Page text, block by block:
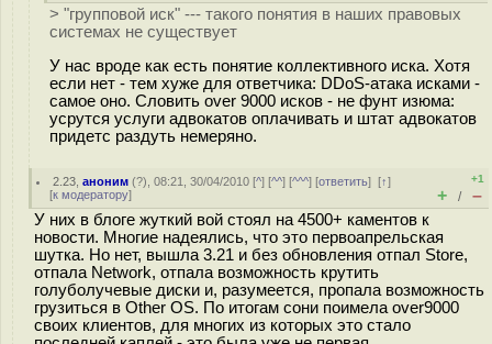
> "групповой иск" --- такого понятия в наших правовых
системах не существует
У нас вроде как есть понятие коллективного иска. Хотя
если нет - тем хуже для ответчика: DDoS-атака исками -
самое оно. Словить over 9000 исков - не фунт изюма:
усрутся услуги адвокатов оплачивать и штат адвокатов
придетс раздуть немеряно.
2.23 ,аноним (?), 08:21, 30/04/2010 [^] [^^] [^^^] [ответить][↑]
[к модератору]
+1
+ / –
У них в блоге жуткий вой стоял на 4500+ каментов к
новости. Многие надеялись, что это первоапрельская
шутка. Но нет, вышла 3.21 и без обновления отпал Store,
отпала Network, отпала возможность крутить
голуболучевые диски и, разумеется, пропала возможность
грузиться в Other OS. По итогам сони поимела over9000
своих клиентов, для многих из которых это стало